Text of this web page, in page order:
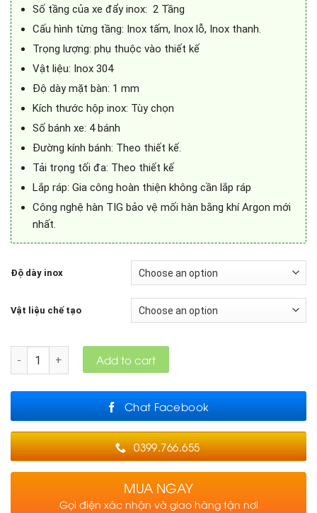
Số tầng của xe đẩy inox: 2 Tầng
Cấu hình từng tầng: Inox tấm, Inox lỗ, Inox thanh.
Trọng lượng: phụ thuộc vào thiết kế
Vật liệu: Inox 304
Độ dày mặt bàn: 1 mm
Kích thước hộp inox: Tùy chọn
Số bánh xe: 4 bánh
Đường kính bánh: Theo thiết kế.
Tải trọng tối đa: Theo thiết kế
Lắp ráp: Gia công hoàn thiện không cần lắp ráp
Công nghệ hàn TIG bảo vệ mối hàn bằng khí Argon mới
nhất.
Độ dày inox
Vật liệu chế tạo
Quantity Add to cart
Chat Facebook
0399.766.655
MUA NGAY
Gọi điện xác nhận và giao hàng tận nơi